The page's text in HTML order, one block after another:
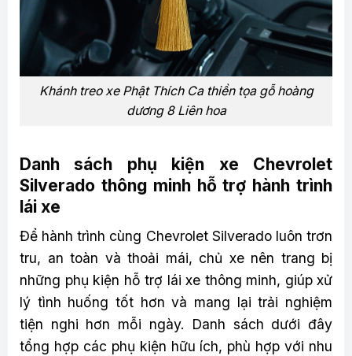
Khánh treo xe Phật Thích Ca thiền tọa gỗ hoàng
dương 8 Liên hoa
Danh sách phụ kiện xe Chevrolet
Silverado thông minh hỗ trợ hành trình
lái xe
Để hành trình cùng Chevrolet Silverado luôn trơn
tru, an toàn và thoải mái, chủ xe nên trang bị
những phụ kiện hỗ trợ lái xe thông minh, giúp xử
lý tình huống tốt hơn và mang lại trải nghiệm
tiện nghi hơn mỗi ngày. Danh sách dưới đây
tổng hợp các phụ kiện hữu ích, phù hợp với nhu